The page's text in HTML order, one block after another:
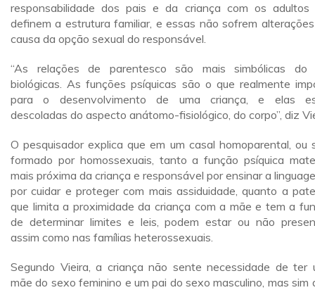
responsabilidade dos pais e da criança com os adultos
definem a estrutura familiar, e essas não sofrem
causa da opção sexual do responsável.
“As relações de parentesco são mais simbólicas do
biológicas. As funções psíquicas são o que realmente
para o desenvolvimento de uma criança, e elas
descoladas do aspecto anátomo-fisiológico, do corpo”, diz
O pesquisador explica que em um casal homoparental, ou
formado por homossexuais, tanto a função psíquica
mais próxima da criança e responsável por ensinar a
por cuidar e proteger com mais assiduidade, quanto a
que limita a proximidade da criança com a mãe e tem a
de determinar limites e leis, podem estar ou não
assim como nas famílias heterossexuais.
Segundo Vieira, a criança não sente necessidade de ter
mãe do sexo feminino e um pai do sexo masculino, mas sim